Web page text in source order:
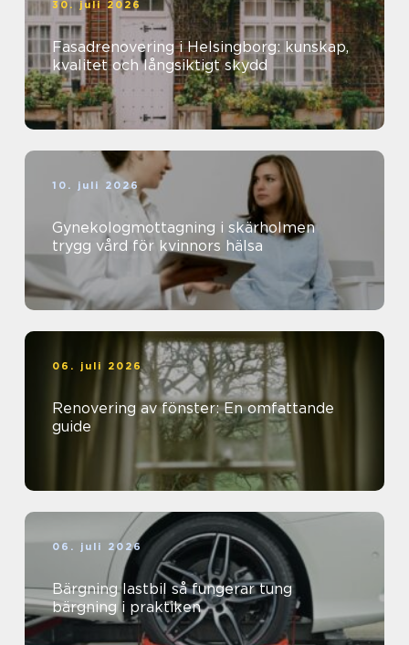
30. juli 2026
Fasadrenovering i Helsingborg: kunskap,
kvalitet och långsiktigt skydd
10. juli 2026
Gynekologmottagning i skärholmen
trygg vård för kvinnors hälsa
06. juli 2026
Renovering av fönster: En omfattande
guide
06. juli 2026
Bärgning lastbil så fungerar tung
bärgning i praktiken